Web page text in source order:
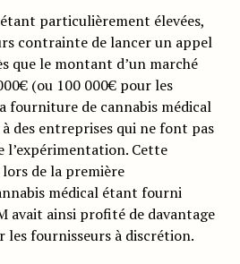
particulièrement élevées,
contrainte de lancer un appel
que le montant d’un marché
(ou 100 000€ pour les
fourniture de cannabis médical
des entreprises qui ne font pas
Cette
de la première
médical étant fourni
avait ainsi profité de davantage
les fournisseurs à discrétion.